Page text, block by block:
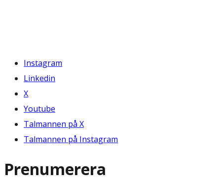
Instagram
Linkedin
X
Youtube
Talmannen på X
Talmannen på Instagram
Prenumerera